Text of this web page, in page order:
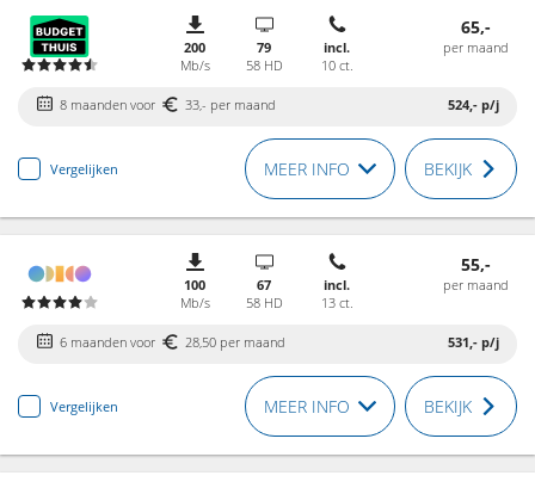
200
Mb/s
79
58 HD
incl.
10 ct.
65,-
per maand
8 maanden voor 33,- per maand 524,- p/j
Vergelijken MEER INFO BEKIJK
100
Mb/s
67
58 HD
incl.
13 ct.
55,-
per maand
6 maanden voor 28,50 per maand 531,- p/j
Vergelijken MEER INFO BEKIJK